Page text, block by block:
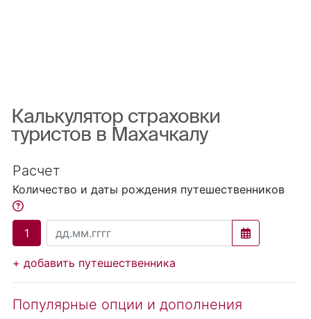
Калькулятор страховки
туристов в Махачкалу